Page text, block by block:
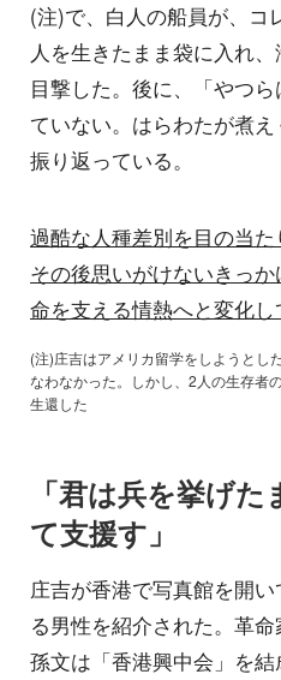
(注)で、白人の船員が、コ
人を生きたまま袋に入れ
目撃した。後に、「やつ
ていない。はらわたが煮
振り返っている。
過酷な人種差別を目の当た
その後思いがけないきっ
命を支える情熱へと変化し
(注)庄吉はアメリカ留学をしようとし
なわなかった。しかし、2人の生存者
生還した
「君は兵を挙げ
て支援す」
庄吉が香港で写真館を開
る男性を紹介された。革命
孫文は「香港興中会」を